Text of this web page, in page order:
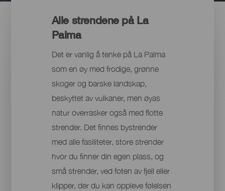
Alle strendene på La
Palma
Det er vanlig å tenke på La Palma
som en øy med frodige, grønne
skoger og barske landskap,
beskyttet av vulkaner, men øyas
natur overrasker også med flotte
strender. Det finnes bystrender
med alle fasiliteter, store strender
hvor du finner din egen plass, og
små strender, ved foten av fjell eller
klipper, der du kan oppleve følelsen